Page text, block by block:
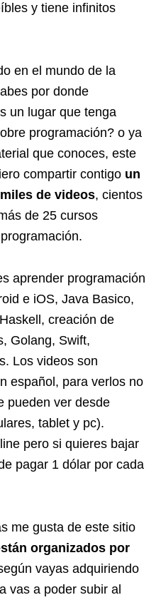
y tiene infinitos
en el mundo de la
por donde
un lugar que tenga
programación? o ya
que conoces, este
compartir contigo un
de videos, cientos
de 25 cursos
aprender programación
e iOS, Java Basico,
creación de
Golang, Swift,
Los videos son
español, para verlos no
pueden ver desde
tablet y pc).
pero si quieres bajar
pagar 1 dólar por cada
me gusta de este sitio
organizados por
vayas adquiriendo
vas a poder subir al